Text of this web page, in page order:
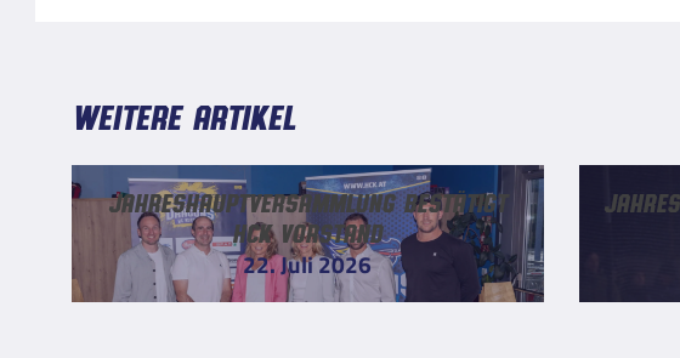
Weitere Artikel
Jahreshauptversammlung bestätigt
HCK Vorstand
22. Juli 2026